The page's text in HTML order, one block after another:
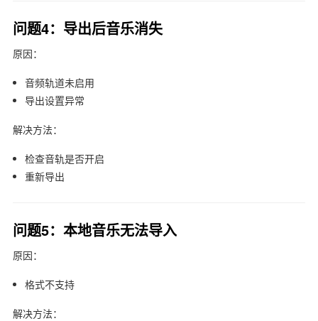
问题4：导出后音乐消失
原因：
音频轨道未启用
导出设置异常
解决方法：
检查音轨是否开启
重新导出
问题5：本地音乐无法导入
原因：
格式不支持
解决方法：